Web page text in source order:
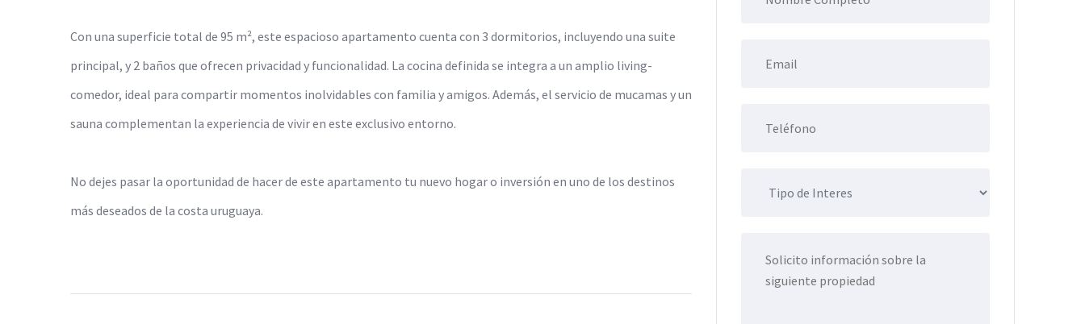
Con una superficie total de 95 m², este espacioso apartamento cuenta con 3 dormitorios, incluyendo una suite
principal, y 2 baños que ofrecen privacidad y funcionalidad. La cocina definida se integra a un amplio living-
comedor, ideal para compartir momentos inolvidables con familia y amigos. Además, el servicio de mucamas y un
sauna complementan la experiencia de vivir en este exclusivo entorno.
No dejes pasar la oportunidad de hacer de este apartamento tu nuevo hogar o inversión en uno de los destinos
más deseados de la costa uruguaya.